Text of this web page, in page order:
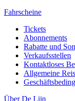
Fahrscheine
Tickets
Abonnements
Rabatte und
Verkaufsstellen
Kontaktloses
Allgemeine
Über De Lijn